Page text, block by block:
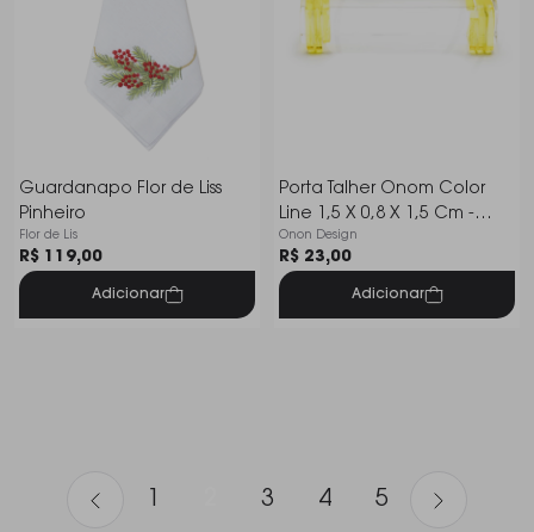
Guardanapo Flor de Liss
Pinheiro
Flor de Lis
R$ 119,00
Adicionar
Porta Talher Onom Color
Line 1,5 X 0,8 X 1,5 Cm -
Cada
Onon Design
R$ 23,00
Adicionar
1 3 4 5